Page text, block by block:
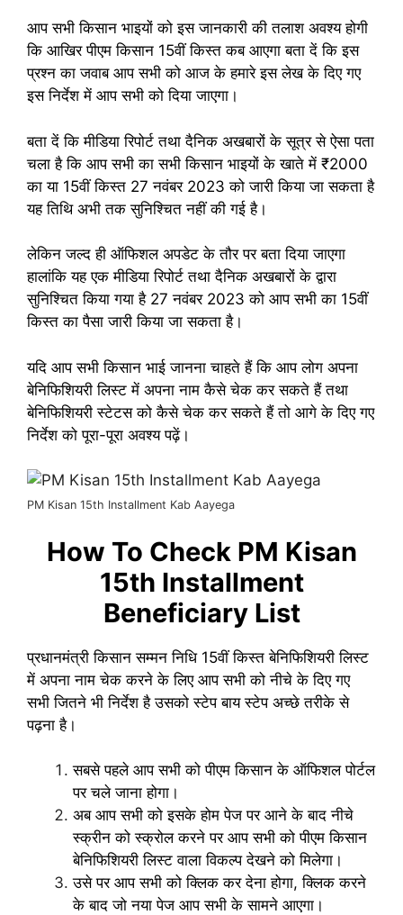
आप सभी किसान भाइयों को इस जानकारी की तलाश अवश्य होगी
कि आखिर पीएम किसान 15वीं किस्त कब आएगा बता दें कि इस
प्रश्न का जवाब आप सभी को आज के हमारे इस लेख के दिए गए
इस निर्देश में आप सभी को दिया जाएगा।
बता दें कि मीडिया रिपोर्ट तथा दैनिक अखबारों के सूत्र से ऐसा पता
चला है कि आप सभी का सभी किसान भाइयों के खाते में ₹2000
का या 15वीं किस्त 27 नवंबर 2023 को जारी किया जा सकता है
यह तिथि अभी तक सुनिश्चित नहीं की गई है।
लेकिन जल्द ही ऑफिशल अपडेट के तौर पर बता दिया जाएगा
हालांकि यह एक मीडिया रिपोर्ट तथा दैनिक अखबारों के द्वारा
सुनिश्चित किया गया है 27 नवंबर 2023 को आप सभी का 15वीं
किस्त का पैसा जारी किया जा सकता है।
यदि आप सभी किसान भाई जानना चाहते हैं कि आप लोग अपना
बेनिफिशियरी लिस्ट में अपना नाम कैसे चेक कर सकते हैं तथा
बेनिफिशियरी स्टेटस को कैसे चेक कर सकते हैं तो आगे के दिए गए
निर्देश को पूरा-पूरा अवश्य पढ़ें।
PM Kisan 15th Installment Kab Aayega
How To Check PM Kisan
15th Installment
Beneficiary List
प्रधानमंत्री किसान सम्मन निधि 15वीं किस्त बेनिफिशियरी लिस्ट
में अपना नाम चेक करने के लिए आप सभी को नीचे के दिए गए
सभी जितने भी निर्देश है उसको स्टेप बाय स्टेप अच्छे तरीके से
पढ़ना है।
सबसे पहले आप सभी को पीएम किसान के ऑफिशल पोर्टल
पर चले जाना होगा।
अब आप सभी को इसके होम पेज पर आने के बाद नीचे
स्क्रीन को स्क्रोल करने पर आप सभी को पीएम किसान
बेनिफिशियरी लिस्ट वाला विकल्प देखने को मिलेगा।
उसे पर आप सभी को क्लिक कर देना होगा, क्लिक करने
के बाद जो नया पेज आप सभी के सामने आएगा।